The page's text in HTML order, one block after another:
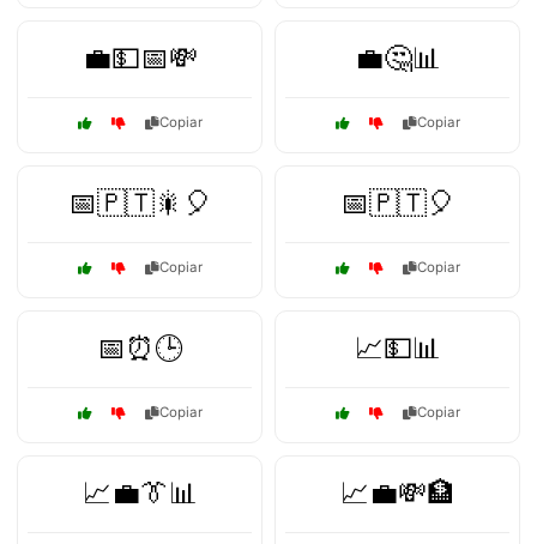
💼💵📅💸
Copiar
💼🤔📊
Copiar
📅🇵🇹🎇🎈
Copiar
📅🇵🇹🎈
Copiar
📅⏰🕒
Copiar
📈💵📊
Copiar
📈💼👔📊 📈💼💸🏦